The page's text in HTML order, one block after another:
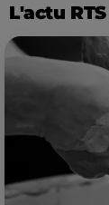
L'actu